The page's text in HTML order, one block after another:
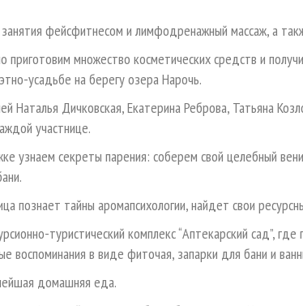
фейсфитнесом и лимфодренажный массаж, а
приготовим множество косметических средств и
усадьбе на берегу озера Нарочь.
Наталья Дичковская, Екатерина Реброва, Татьяна
участнице.
узнаем секреты парения: соберем свой целебный
познает тайны аромапсихологии, найдет свои
туристический комплекс “Аптекарский сад”,
воспоминания в виде фиточая, запарки для бани и
домашняя еда.